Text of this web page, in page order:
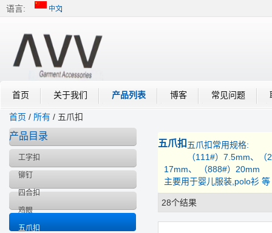
语言: 中文
首页 关于我们 产品列表 博客 常见问题
首页 / 所有 / 五爪扣
产品目录
工字扣
铆钉
四合扣
鸡眼
五爪扣
五爪扣 五爪扣常用规格:
（111#）7.5mm、
17mm、 （888#）20mm
主要用于婴儿服装,polo衫 等
28个结果